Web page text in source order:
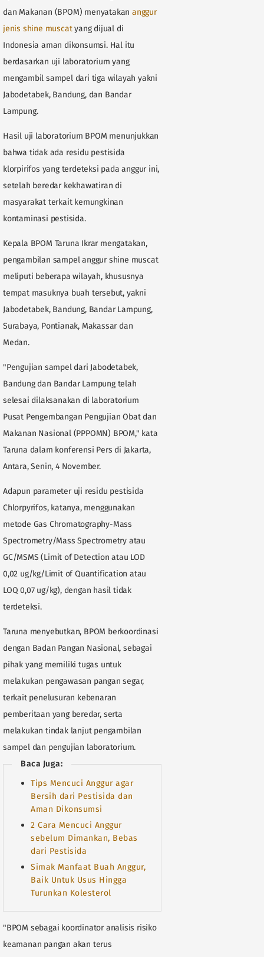
dan Makanan (BPOM) menyatakananggur
jenis shine muscatyang dijual di
Indonesia aman dikonsumsi. Hal itu
berdasarkan uji laboratorium yang
mengambil sampel dari tiga wilayah yakni
Jabodetabek, Bandung, dan Bandar
Lampung.
Hasil uji laboratorium BPOM menunjukkan
bahwa tidak ada residu pestisida
klorpirifos yang terdeteksi pada anggur ini,
setelah beredar kekhawatiran di
masyarakat terkait kemungkinan
kontaminasi pestisida.
Kepala BPOM Taruna Ikrar mengatakan,
pengambilan sampel anggur shine muscat
meliputi beberapa wilayah, khususnya
tempat masuknya buah tersebut, yakni
Jabodetabek, Bandung, Bandar Lampung,
Surabaya, Pontianak, Makassar dan
Medan.
"Pengujian sampel dari Jabodetabek,
Bandung dan Bandar Lampung telah
selesai dilaksanakan di laboratorium
Pusat Pengembangan Pengujian Obat dan
Makanan Nasional (PPPOMN) BPOM," kata
Taruna dalam konferensi Pers di Jakarta,
Antara, Senin, 4 November.
Adapun parameter uji residu pestisida
Chlorpyrifos, katanya, menggunakan
metode Gas Chromatography-Mass
Spectrometry/Mass Spectrometry atau
GC/MSMS (Limit of Detection atau LOD
0,02 ug/kg/Limit of Quantification atau
LOQ 0,07 ug/kg), dengan hasil tidak
terdeteksi.
Taruna menyebutkan, BPOM berkoordinasi
dengan Badan Pangan Nasional, sebagai
pihak yang memiliki tugas untuk
melakukan pengawasan pangan segar,
terkait penelusuran kebenaran
pemberitaan yang beredar, serta
melakukan tindak lanjut pengambilan
sampel dan pengujian laboratorium.
Baca Juga:
Tips Mencuci Anggur agar
Bersih dari Pestisida dan
Aman Dikonsumsi
2 Cara Mencuci Anggur
sebelum Dimankan, Bebas
dari Pestisida
Simak Manfaat Buah Anggur,
Baik Untuk Usus Hingga
Turunkan Kolesterol
"BPOM sebagai koordinator analisis risiko
keamanan pangan akan terus